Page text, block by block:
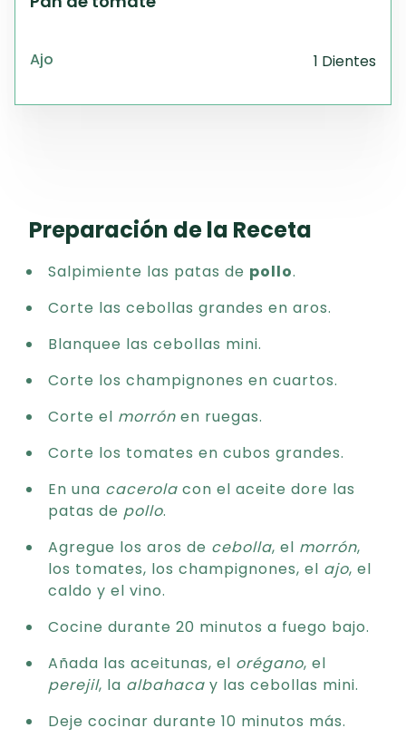
Ajo 1 Dientes
Preparación de la Receta
Salpimiente las patas de pollo.
Corte las cebollas grandes en aros.
Blanquee las cebollas mini.
Corte los champignones en cuartos.
Corte el morrón en ruegas.
Corte los tomates en cubos grandes.
En una cacerola con el aceite dore las
patas de pollo.
Agregue los aros de cebolla, el morrón,
los tomates, los champignones, el ajo, el
caldo y el vino.
Cocine durante 20 minutos a fuego bajo.
Añada las aceitunas, el orégano, el
perejil, la albahaca y las cebollas mini.
Deje cocinar durante 10 minutos más.